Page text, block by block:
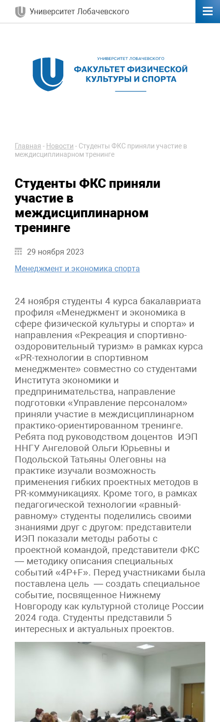
Университет Лобачевского
Главная - Новости - Студенты ФКС приняли участие в
междисциплинарном тренинге
Студенты ФКС приняли
участие в
междисциплинарном
тренинге
29 ноября 2023
Менеджмент и экономика спорта
24 ноября студенты 4 курса бакалавриата
профиля «Менеджмент и экономика в
сфере физической культуры и спорта» и
направления «Рекреация и спортивно-
оздоровительный туризм» в рамках курса
«PR-технологии в спортивном
менеджменте» совместно со студентами
Института экономики и
предпринимательства, направление
подготовки «Управление персоналом»
приняли участие в междисциплинарном
практико-ориентированном тренинге.
Ребята под руководством доцентов ИЭП
ННГУ Ангеловой Ольги Юрьевны и
Подольской Татьяны Олеговны на
практике изучали возможность
применения гибких проектных методов в
PR-коммуникациях. Кроме того, в рамках
педагогической технологии «равный-
равному» студенты поделились своими
знаниями друг с другом: представители
ИЭП показали методы работы с
проектной командой, представители ФКС
— методику описания специальных
событий «4P+F». Перед участниками была
поставлена цель — создать специальное
событие, посвященное Нижнему
Новгороду как культурной столице России
2024 года. Студенты представили 5
интересных и актуальных проектов.